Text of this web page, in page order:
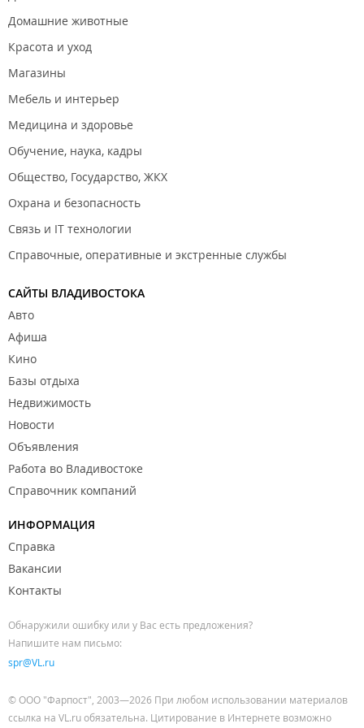
Шестиклассники из Владивостока стали призёрами
всероссийского турнира по математике «Мёбиус».
Домашние животные
Красота и уход
Магазины
Мебель и интерьер
Медицина и здоровье
Обучение, наука, кадры
Общество, Государство, ЖКХ
Охрана и безопасность
Связь и IT технологии
Справочные, оперативные и экстренные службы
САЙТЫ ВЛАДИВОСТОКА
Авто
Афиша
Кино
Базы отдыха
Недвижимость
Новости
Объявления
Работа во Владивостоке
Справочник компаний
ИНФОРМАЦИЯ
Справка
Вакансии
Контакты
Обнаружили ошибку или у Вас есть предложения?
Напишите нам письмо:
spr@VL.ru
© ООО "Фарпост", 2003—2026 При любом использовании материалов
ссылка на VL.ru обязательна. Цитирование в Интернете возможно